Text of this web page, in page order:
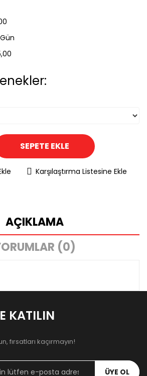
SEPETE EKLE
Karşılaştırma Listesine Ekle
AÇIKLAMA
(0)
KATILIN
fırsatları kaçırmayın!
ÜYE OL